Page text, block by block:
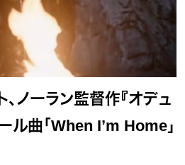
、ノーラン監督作『オデュ
ル曲「When I’m Home」